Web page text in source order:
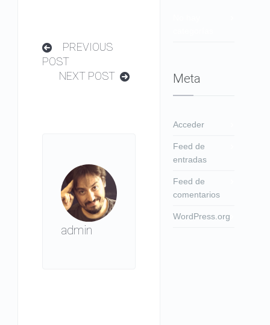
PREVIOUS
POST
NEXT POST
admin
Meta
Acceder
Feed de
entradas
Feed de
comentarios
WordPress.org